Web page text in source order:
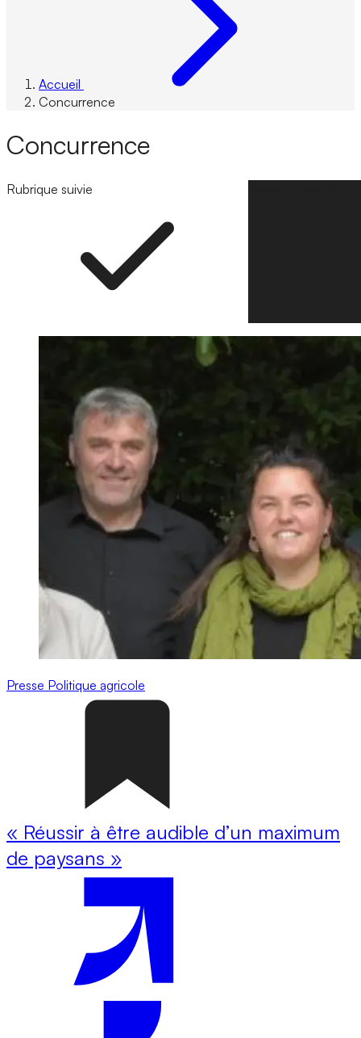
Accueil
Concurrence
Concurrence
Rubrique suivie
Presse Politique agricole
« Réussir à être audible d’un maximum
de paysans »